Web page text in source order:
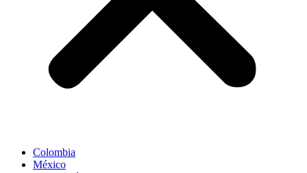
Colombia
México